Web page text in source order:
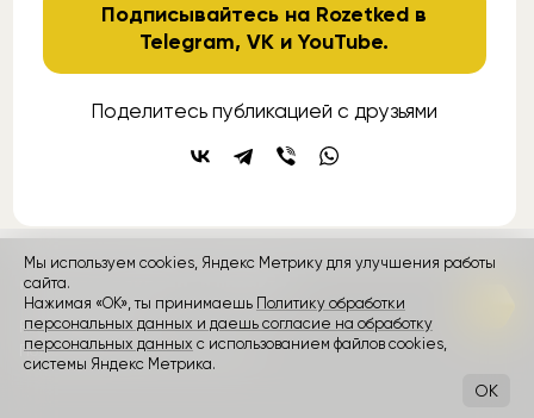
Подписывайтесь на Rozetked в
Telegram,VK иYouTube.
Поделитесь публикацией с друзьями
контакты
Rozetked © 2026
Пользовательское соглашение
Мы используем cookies, Яндекс Метрику для улучшения работы
сайта.
Нажимая «ОК», ты принимаешь Политику обработки
персональных данных и даешь согласие на обработку
персональных данных с использованием файлов cookies,
системы Яндекс Метрика.
OK